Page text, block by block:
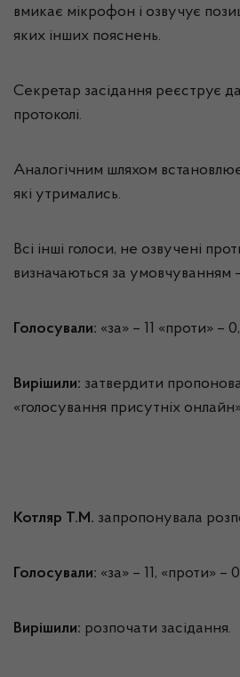
вмикає мікрофон і озвучує
яких інших пояснень.
Секретар засідання реєструє
протоколі.
Аналогічним шляхом
які утримались.
Всі інші голоси, не озвучені
визначаються за умовчуванням
Голосували: «за» – 11 «проти» –
Вирішили: затвердити
«голосування присутніх
Котляр Т.М. запропонувала
Голосували: «за» – 11, «проти» –
Вирішили: розпочати засідання.